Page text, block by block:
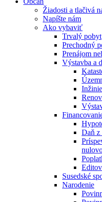
Žiadosti a tlačivá
Napíšte nám
Ako vybaviť
Trvalý pobyt
Prechodný
Prenájom
Výstavba a
Daň z
Susedské
Narodenie